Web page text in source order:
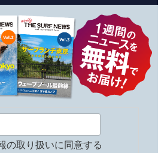
の取り扱いに同意する